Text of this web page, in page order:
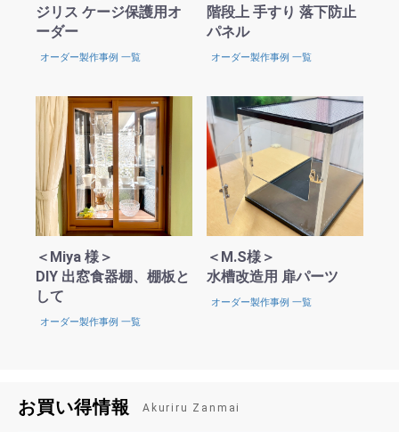
ジリス ケージ保護用オ
ーダー
オーダー製作事例 一覧
階段上 手すり 落下防止
パネル
オーダー製作事例 一覧
＜Miya 様＞
DIY 出窓食器棚、棚板と
して
オーダー製作事例 一覧
＜M.S様＞
水槽改造用 扉パーツ
オーダー製作事例 一覧
お買い得情報 Akuriru Zanmai